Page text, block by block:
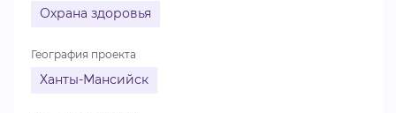
Охрана здоровья
География проекта
Ханты-Мансийск